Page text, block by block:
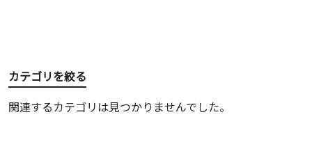
カテゴリを絞る
関連するカテゴリは見つかりませんでした。